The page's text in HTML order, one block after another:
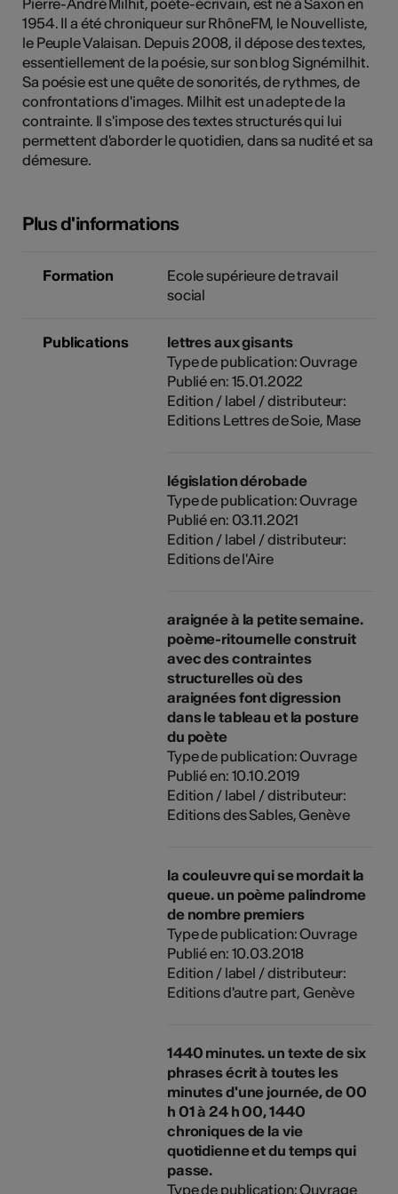
1954. Il a été chroniqueur sur RhôneFM, le Nouvelliste,
le Peuple Valaisan. Depuis 2008, il dépose des textes,
essentiellement de la poésie, sur son blog Signémilhit.
Sa poésie est une quête de sonorités, de rythmes, de
confrontations d'images. Milhit est un adepte de la
contrainte. Il s'impose des textes structurés qui lui
permettent d'aborder le quotidien, dans sa nudité et sa
démesure.
Plus d'informations
Formation
Ecole supérieure de travail
social
Publications
lettres aux gisants
Type de publication: Ouvrage
Publié en: 15.01.2022
Edition / label / distributeur:
Editions Lettres de Soie, Mase
législation dérobade
Type de publication: Ouvrage
Publié en: 03.11.2021
Edition / label / distributeur:
Editions de l'Aire
araignée à la petite semaine.
poème-ritournelle construit
avec des contraintes
structurelles où des
araignées font digression
dans le tableau et la posture
du poète
Type de publication: Ouvrage
Publié en: 10.10.2019
Edition / label / distributeur:
Editions des Sables, Genève
la couleuvre qui se mordait la
queue. un poème palindrome
de nombre premiers
Type de publication: Ouvrage
Publié en: 10.03.2018
Edition / label / distributeur:
Editions d'autre part, Genève
1440 minutes. un texte de six
phrases écrit à toutes les
minutes d'une journée, de 00
h 01 à 24 h 00, 1440
chroniques de la vie
quotidienne et du temps qui
passe.
Type de publication: Ouvrage